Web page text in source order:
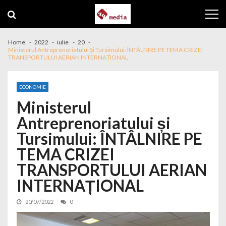
Home 2022 iulie
20
Ministerul Antreprenoriatului și Tursimului: ÎNTÂLNIRE PE TEMA CRIZEI
TRANSPORTULUI AERIAN INTERNAȚIONAL
ECONOMIE
Ministerul
Antreprenoriatului și
Tursimului: ÎNTÂLNIRE PE
TEMA CRIZEI
TRANSPORTULUI AERIAN
INTERNAȚIONAL
20/07/2022 0